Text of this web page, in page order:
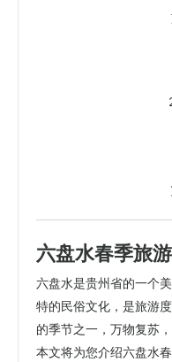
六盘水春季旅
六盘水是贵州省的一个
特的民俗文化，是旅游
的季节之一，万物复苏
本文将为您介绍六盘水